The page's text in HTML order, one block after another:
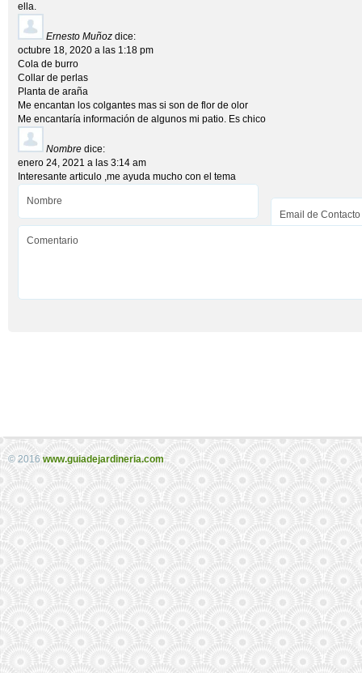
ella.
Ernesto Muñoz dice:
octubre 18, 2020 a las 1:18 pm
Cola de burro
Collar de perlas
Planta de araña
Me encantan los colgantes mas si son de flor de olor
Me encantaría información de algunos mi patio. Es chico
Nombre dice:
enero 24, 2021 a las 3:14 am
Interesante articulo ,me ayuda mucho con el tema
© 2016 www.guiadejardineria.com